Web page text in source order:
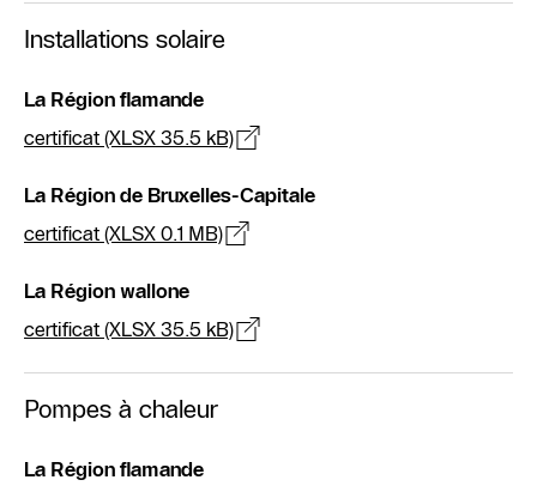
Installations solaire
La Région flamande
certificat (XLSX 35.5 kB)
La Région de Bruxelles-Capitale
certificat (XLSX 0.1 MB)
La Région wallone
certificat (XLSX 35.5 kB)
Pompes à chaleur
La Région flamande